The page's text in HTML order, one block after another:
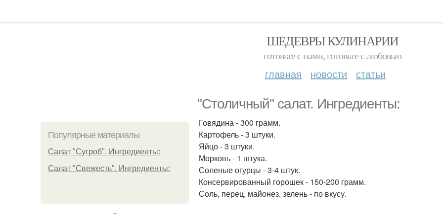
ШЕДЕВРЫ КУЛИНАРИИ
готовьте с нами, готовьте с любовью
главная новости статьи
"Столичный" салат. Ингредиенты:
Популярные материалы
Салат "Сугроб". Ингредиенты:
Салат "Свежесть". Ингредиенты:
Говядина - 300 грамм.
Картофель - 3 штуки.
Яйцо - 3 штуки.
Морковь - 1 штука.
Соленые огурцы - 3-4 штук.
Консервированный горошек - 150-200 грамм.
Соль, перец, майонез, зелень - по вкусу.